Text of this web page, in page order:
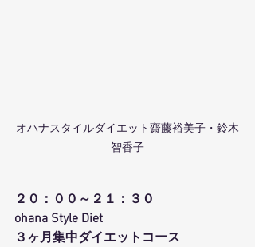
オハナスタイルダイエット齋藤裕美子・鈴木
智香子
２０：００～２１：３０
ohana Style Diet
３ヶ月集中ダイエットコース